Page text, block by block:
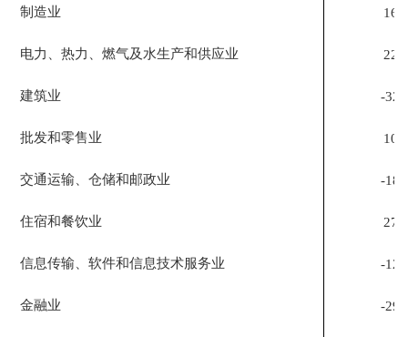
制造业 16.1
电力、热力、燃气及水生产和供应业 22.5
建筑业 -
批发和零售业 10.4
交通运输、仓储和邮政业 -
住宿和餐饮业 27.1
信息传输、软件和信息技术服务业 -
金融业 -